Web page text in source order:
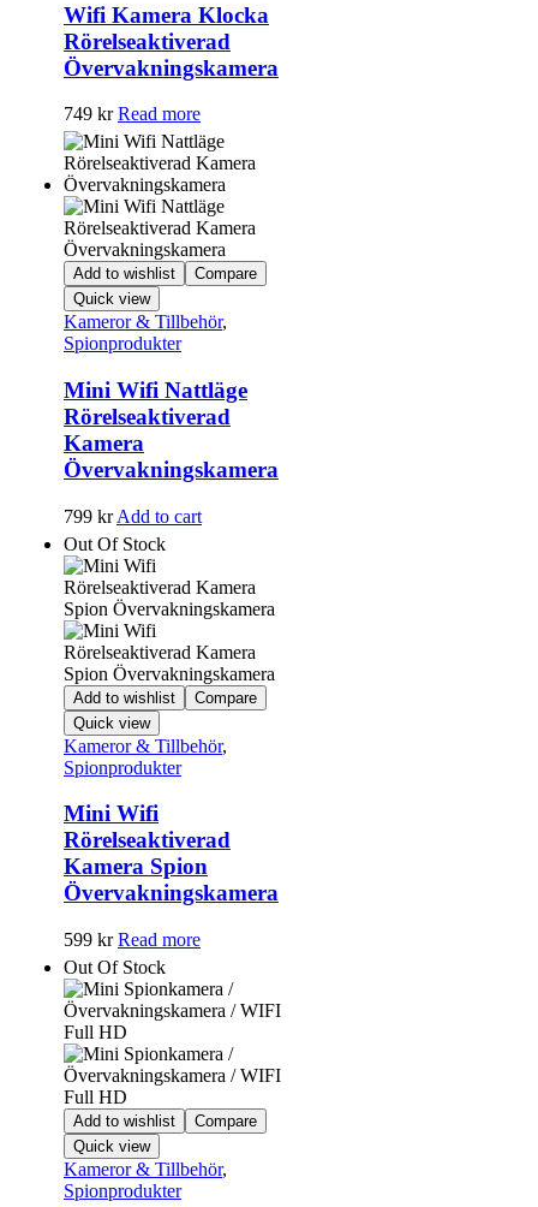
Wifi Kamera Klocka
Rörelseaktiverad
Övervakningskamera
749 kr Read more
Add to wishlist
Compare
Quick view
Kameror & Tillbehör,
Spionprodukter
Mini Wifi Nattläge
Rörelseaktiverad
Kamera
Övervakningskamera
799 kr Add to cart
Out Of Stock
Add to wishlist
Compare
Quick view
Kameror & Tillbehör,
Spionprodukter
Mini Wifi
Rörelseaktiverad
Kamera Spion
Övervakningskamera
599 kr Read more
Out Of Stock
Add to wishlist
Compare
Quick view
Kameror & Tillbehör,
Spionprodukter